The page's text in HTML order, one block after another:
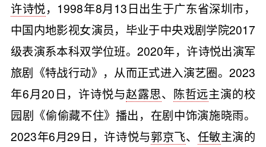
许诗悦，1998年8月13日出生于广东省深圳市，
中国内地影视女演员，毕业于中央戏剧学院2017
级表演系本科双学位班。2020年，许诗悦出演军
旅剧《特战行动》，从而正式进入演艺圈。2023
年6月20日，许诗悦与赵露思、 陈哲远主演的校
园剧《偷偷藏不住》播出，在剧中饰演施晓雨。
2023年6月29日，许诗悦与郭京飞、 任敏主演的